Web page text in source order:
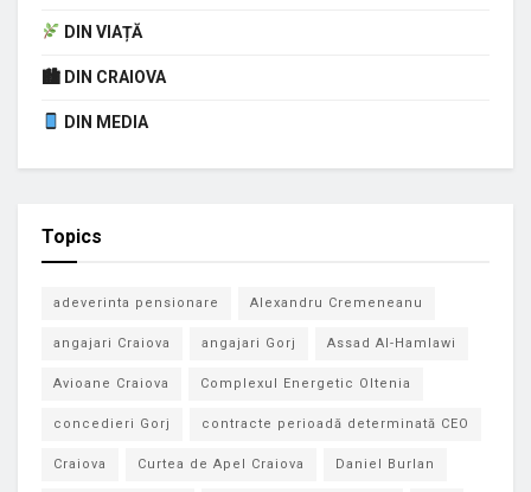
DIN VIAȚĂ
🏙 DIN CRAIOVA
DIN MEDIA
Topics
adeverinta pensionare Alexandru Cremeneanu
angajari Craiova angajari Gorj Assad Al-Hamlawi
Avioane Craiova Complexul Energetic Oltenia
concedieri Gorj contracte perioadă determinată CEO
Craiova Curtea de Apel Craiova Daniel Burlan